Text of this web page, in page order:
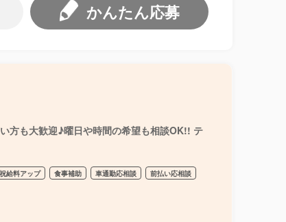
かんたん応募
方も大歓迎♪曜日や時間の希望も相談OK!! テ
給料アップ 食事補助 車通勤応相談 前払い応相談